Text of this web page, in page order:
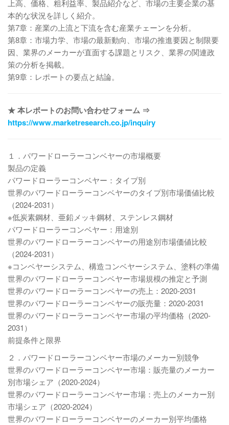
上高、価格、粗利益率、製品紹介など、市場の主要企業の基
本的な状況を詳しく紹介。
第7章：産業の上流と下流を含む産業チェーンを分析。
第8章：市場力学、市場の最新動向、市場の推進要因と制限要
因、業界のメーカーが直面する課題とリスク、業界の関連政
策の分析を掲載。
第9章：レポートの要点と結論。
★ 本レポートのお問い合わせフォーム ⇒
https://www.marketresearch.co.jp/inquiry
１．パワードローラーコンベヤーの市場概要
製品の定義
パワードローラーコンベヤー：タイプ別
世界のパワードローラーコンベヤーのタイプ別市場価値比較
（2024-2031）
※低炭素鋼材、亜鉛メッキ鋼材、ステンレス鋼材
パワードローラーコンベヤー：用途別
世界のパワードローラーコンベヤーの用途別市場価値比較
（2024-2031）
※コンベヤーシステム、構造コンベヤーシステム、塗料の準備
世界のパワードローラーコンベヤー市場規模の推定と予測
世界のパワードローラーコンベヤーの売上：2020-2031
世界のパワードローラーコンベヤーの販売量：2020-2031
世界のパワードローラーコンベヤー市場の平均価格（2020-
2031）
前提条件と限界
２．パワードローラーコンベヤー市場のメーカー別競争
世界のパワードローラーコンベヤー市場：販売量のメーカー
別市場シェア（2020-2024）
世界のパワードローラーコンベヤー市場：売上のメーカー別
市場シェア（2020-2024）
世界のパワードローラーコンベヤーのメーカー別平均価格